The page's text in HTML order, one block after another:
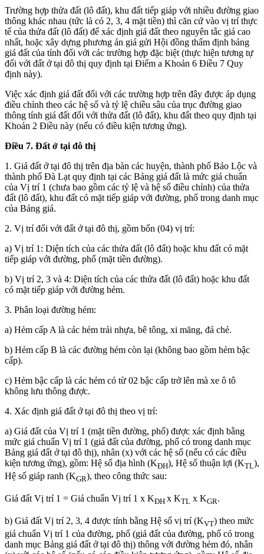
Trường hợp thửa đất (lô đất), khu đất tiếp giáp với nhiều đường giao
thông khác nhau (tức là có 2, 3, 4 mặt tiền) thì căn cứ vào vị trí thực
tế của thửa đất (lô đất) để xác định giá đất theo nguyên tắc giá cao
nhất, hoặc xây dựng phương án giá gửi Hội đồng thẩm định bảng
giá đất của tỉnh đối với các trường hợp đặc biệt (thực hiện tương tự
đối với đất ở tại đô thị quy định tại Điểm a Khoản 6 Điều 7 Quy
định này).
Việc xác định giá đất đối với các trường hợp trên đây được áp dụng
điều chỉnh theo các hệ số và tỷ lệ chiều sâu của trục đường giao
thông tính giá đất đối với thửa đất (lô đất), khu đất theo quy định tại
Khoản 2 Điều này (nếu có điều kiện tương ứng).
Điều 7. Đất ở tại đô thị
1. Giá đất ở tại đô thị trên địa bàn các huyện, thành phố Bảo Lộc và
thành phố Đà Lạt quy định tại các Bảng giá đất là mức giá chuẩn
của Vị trí 1 (chưa bao gồm các tỷ lệ và hệ số điều chỉnh) của thửa
đất (lô đất), khu đất có mặt tiếp giáp với đường, phố trong danh mục
của Bảng giá.
2. Vị trí đối với đất ở tại đô thị, gồm bốn (04) vị trí:
a) Vị trí 1: Diện tích của các thửa đất (lô đất) hoặc khu đất có mặt
tiếp giáp với đường, phố (mặt tiền đường).
b) Vị trí 2, 3 và 4: Diện tích của các thửa đất (lô đất) hoặc khu đất
có mặt tiếp giáp với đường hẻm.
3. Phân loại đường hẻm:
a) Hẻm cấp A là các hẻm trải nhựa, bê tông, xi măng, đá chẻ.
b) Hẻm cấp B là các đường hẻm còn lại (không bao gồm hẻm bậc
cấp).
c) Hẻm bậc cấp là các hẻm có từ 02 bậc cấp trở lên mà xe ô tô
không lưu thông được.
4. Xác định giá đất ở tại đô thị theo vị trí:
a) Giá đất của Vị trí 1 (mặt tiền đường, phố) được xác định bằng
mức giá chuẩn Vị trí 1 (giá đất của đường, phố có trong danh mục
Bảng giá đất ở tại đô thị), nhân (x) với các hệ số (nếu có các điều
kiện tương ứng), gồm: Hệ số địa hình (KĐH), Hệ số thuận lợi (KTL),
Hệ số giáp ranh (KGR), theo công thức sau:
Giá đất Vị trí 1 = Giá chuẩn Vị trí 1 x KĐH x KTL x KGR.
b) Giá đất Vị trí 2, 3, 4 được tính bằng Hệ số vị trí (KVT) theo mức
giá chuẩn Vị trí 1 của đường, phố (giá đất của đường, phố có trong
danh mục Bảng giá đất ở tại đô thị) thông với đường hẻm đó, nhân